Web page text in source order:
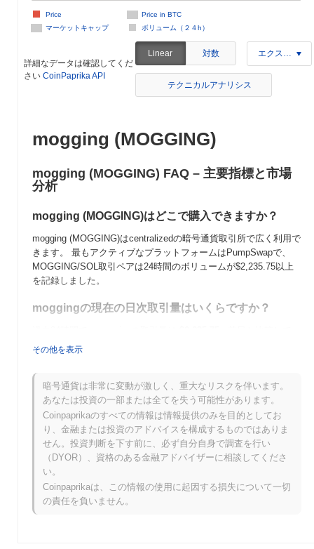
Price in BTC
マーケットキャップ
ボリューム（２４h）
Price
詳細なデータは確認してくだ
さい CoinPaprika API
Linear 対数 エクスポート
テクニカルアナリシス
mogging (MOGGING)
mogging (MOGGING) FAQ – 主要指標と市場
分析
mogging (MOGGING)はどこで購入できますか？
mogging (MOGGING)はcentralizedの暗号通貨取引所で広く利用で
きます。 最もアクティブなプラットフォームはPumpSwapで、
MOGGING/SOL取引ペアは24時間のボリュームが$2,235.75以上
を記録しました。
moggingの現在の日次取引量はいくらですか？
0.36% の減少を示しています。これは、取引活動の短期的な減少
moggingの価格範囲の履歴は何ですか？
史上最高値（ATH）：
$0.000543
史上最安値（ATL）：NaN
moggingは現在、ATHより ~90.94% 低く取引されています .
moggingの現在の時価総額はいくらですか？
moggingの時価総額は約
ランクされています。この数字は、999 997 193のMOGGINGトー
その他を表示
暗号通貨は非常に変動が激しく、重大なリスクを伴います。
あなたは投資の一部または全てを失う可能性があります。
Coinpaprikaのすべての情報は情報提供のみを目的としてお
り、金融または投資のアドバイスを構成するものではありま
せん。投資判断を下す前に、必ず自分自身で調査を行い
（DYOR）、資格のある金融アドバイザーに相談してくださ
い。
Coinpaprikaは、この情報の使用に起因する損失について一切
の責任を負いません。